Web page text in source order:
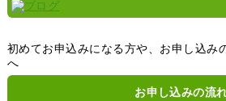
初めてお申込みになる方や、お申し込み
へ
お申し込みの流